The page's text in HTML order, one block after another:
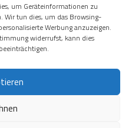
um Geräteinformationen zu
tun dies, um das Browsing-
Werbung anzuzeigen.
widerrufst, kann dies